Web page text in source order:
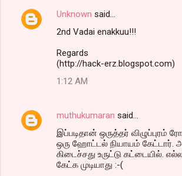
n
Unknown said…
2nd Vadai enakkuu!!!
Regards
(http://hack-erz.blogspot.com)
1:12 AM
muthukumaran said…
இப்படிதான் ஒருத்தர் விழுப்புரம்
ஒரு ஹோட்டல் நியாயம் கேட்டார்.
கிடைச்சது உருட்டு கட்டையில்.
கேட்க முடியாது :-(